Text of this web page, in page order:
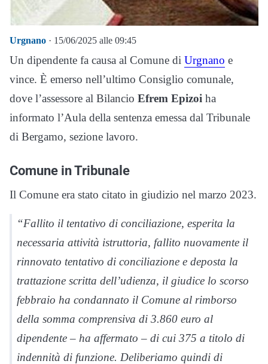
Urgnano · 15/06/2025 alle 09:45
Un dipendente fa causa al Comune di Urgnano e
vince. È emerso nell’ultimo Consiglio comunale,
dove l’assessore al Bilancio Efrem Epizoi ha
informato l’Aula della sentenza emessa dal Tribunale
di Bergamo, sezione lavoro.
Comune in Tribunale
Il Comune era stato citato in giudizio nel marzo 2023.
“Fallito il tentativo di conciliazione, esperita la
necessaria attività istruttoria, fallito nuovamente il
rinnovato tentativo di conciliazione e deposta la
trattazione scritta dell’udienza, il giudice lo scorso
febbraio ha condannato il Comune al rimborso
della somma comprensiva di 3.860 euro al
dipendente – ha affermato – di cui 375 a titolo di
indennità di funzione. Deliberiamo quindi di